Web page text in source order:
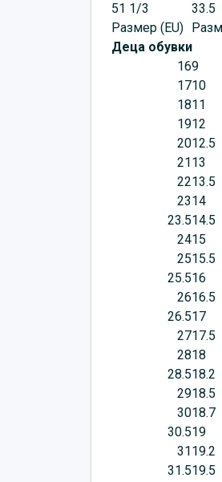
51 1/3
33.5
Размер (EU)
Деца обувки
169
1710
1811
1912
2012.5
21 13
2213.5
2314
23.514.5
2415
2515.5
25.516
2616.5
26.517
2717.5
2818
28.518.2
2918.5
3018.7
30.519
31 19.2
31.519.5